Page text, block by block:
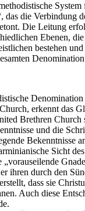
das die Verbindung
Die Leitung
Ebenen,
bestehen
erkennt das
Brethren Church
und die
Bekenntnisse
Sicht
ihren durch den
dass sie
Auch diese